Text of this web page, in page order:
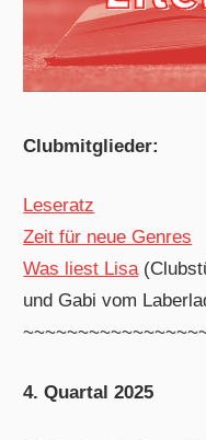
Clubmitglieder:
Leseratz
Zeit für neue Genres
Was liest Lisa
und Gabi vom
4. Quartal 2025